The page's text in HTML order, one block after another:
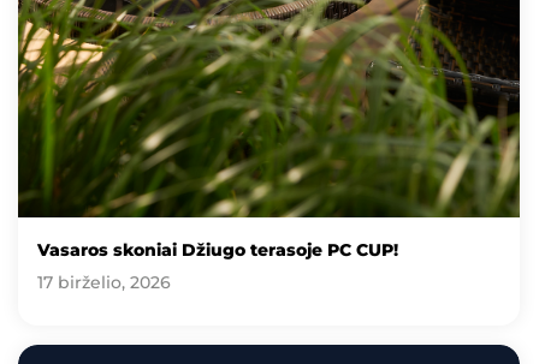
Vasaros skoniai Džiugo terasoje PC CUP!
17 birželio, 2026